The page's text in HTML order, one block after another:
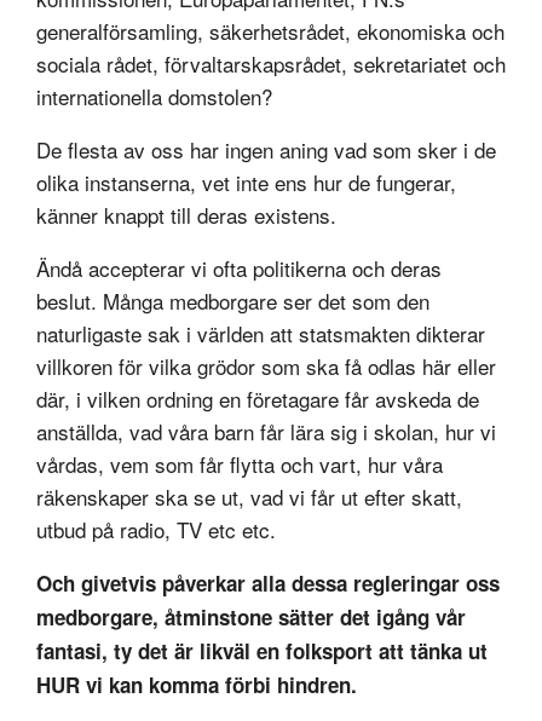
generalförsamling, säkerhetsrådet, ekonomiska och
sociala rådet, förvaltarskapsrådet, sekretariatet och
internationella domstolen?
De flesta av oss har ingen aning vad som sker i de
olika instanserna, vet inte ens hur de fungerar,
känner knappt till deras existens.
Ändå accepterar vi ofta politikerna och deras
beslut. Många medborgare ser det som den
naturligaste sak i världen att statsmakten dikterar
villkoren för vilka grödor som ska få odlas här eller
där, i vilken ordning en företagare får avskeda de
anställda, vad våra barn får lära sig i skolan, hur vi
vårdas, vem som får flytta och vart, hur våra
räkenskaper ska se ut, vad vi får ut efter skatt,
utbud på radio, TV etc etc.
Och givetvis påverkar alla dessa regleringar oss
medborgare, åtminstone sätter det igång vår
fantasi, ty det är likväl en folksport att tänka ut
HUR vi kan komma förbi hindren.